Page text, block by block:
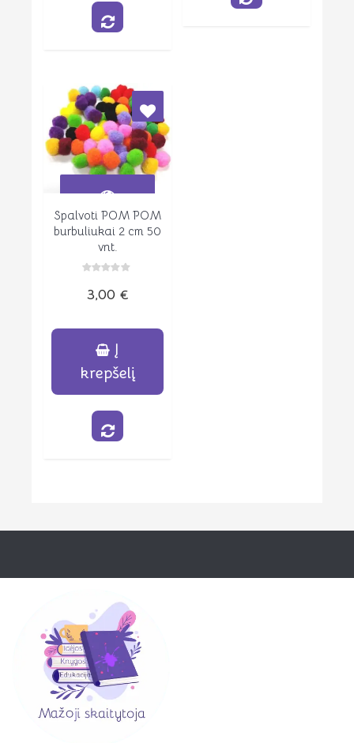
product
has
options
may
be
chosen
on
the
product
page
Peržiūrėti
Spalvoti POM POM
burbuliukai 2 cm 50
vnt.
iš3,00 €
Į
krepšelį